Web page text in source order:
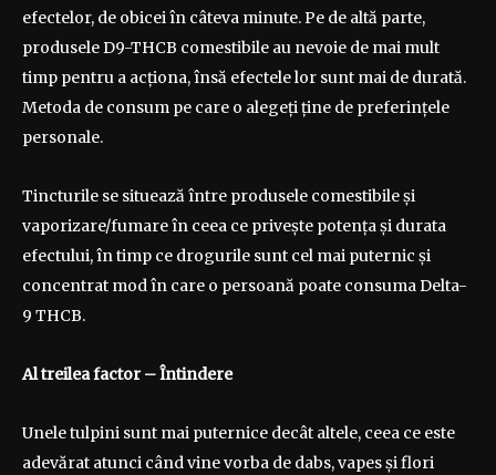
efectelor, de obicei în câteva minute. Pe de altă parte,
produsele D9-THCB comestibile au nevoie de mai mult
timp pentru a acționa, însă efectele lor sunt mai de durată.
Metoda de consum pe care o alegeți ține de preferințele
personale.
Tincturile se situează între produsele comestibile și
vaporizare/fumare în ceea ce privește potența și durata
efectului, în timp ce drogurile sunt cel mai puternic și
concentrat mod în care o persoană poate consuma Delta-
9 THCB.
Al treilea factor – Întindere
Unele tulpini sunt mai puternice decât altele, ceea ce este
adevărat atunci când vine vorba de dabs, vapes și flori